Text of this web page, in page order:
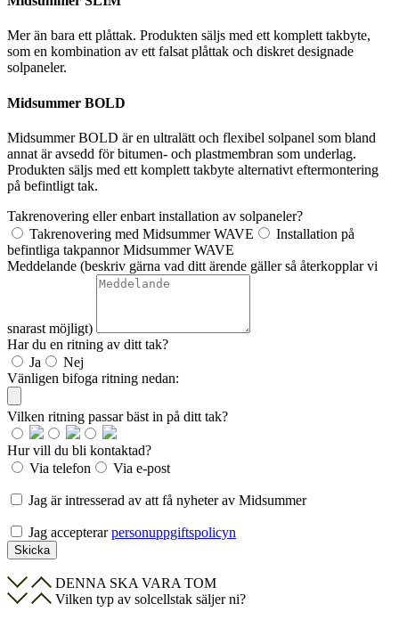
Mer än bara ett plåttak. Produkten säljs med ett komplett takbyte,
som en kombination av ett falsat plåttak och diskret designade
solpaneler.
Midsummer BOLD
Midsummer BOLD är en ultralätt och flexibel solpanel som bland
annat är avsedd för bitumen- och plastmembran som underlag.
Produkten säljs med ett komplett takbyte alternativt eftermontering
på befintligt tak.
Takrenovering eller enbart installation av solpaneler?
Takrenovering med Midsummer WAVE
Installation på
befintliga takpannor Midsummer WAVE
Meddelande (beskriv gärna vad ditt ärende gäller så återkopplar vi
snarast möjligt)
Har du en ritning av ditt tak?
Ja
Nej
Vänligen bifoga ritning nedan:
Vilken ritning passar bäst in på ditt tak?
Hur vill du bli kontaktad?
Via telefon
Via e-post
Jag är intresserad av att få nyheter av Midsummer
Jag accepterarpersonuppgiftspolicyn
Skicka
DENNA SKA VARA TOM
Vilken typ av solcellstak säljer ni?